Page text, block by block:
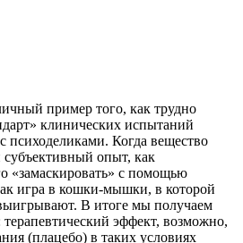
пример того, как трудно
клинических испытаний
психоделиками. Когда вещество
опыт, как
«замаскировать» с помощью
игра в кошки-мышки, в которой
В итоге мы получаем
эффект, возможно,
(плацебо) в таких условиях